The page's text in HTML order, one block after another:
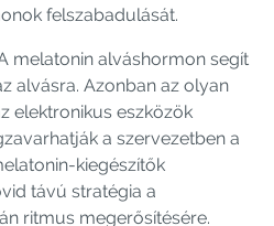
felszabadulását.
melatonin alváshormon segít
alvásra. Azonban az olyan
elektronikus eszközök
a szervezetben a
kiegészítők
távú stratégia a
ritmus megerősítésére.